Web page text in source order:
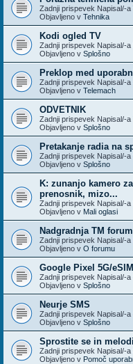
Zadnji prispevek Napisal/-a
Objavljeno v Tehnika
Kodi ogled TV
Zadnji prispevek Napisal/-a
Objavljeno v Splošno
Preklop med
Zadnji prispevek Napisal/-a
Objavljeno v Telemach
ODVETNIK
Zadnji prispevek Napisal/-a
Objavljeno v Splošno
Pretakanje radia na
Zadnji prispevek Napisal/-a
Objavljeno v Splošno
K: zunanjo kamero
prenosnik, mizo...
Zadnji prispevek Napisal/-a
Objavljeno v Mali oglasi
Nadgradnja TM
Zadnji prispevek Napisal/-a
Objavljeno v O forumu
Google Pixel 5G/
Zadnji prispevek Napisal/-a
Objavljeno v Splošno
Neurje SMS
Zadnji prispevek Napisal/-a
Objavljeno v Splošno
Sprostite se in
Zadnji prispevek Napisal/-a
Objavljeno v Pomoč